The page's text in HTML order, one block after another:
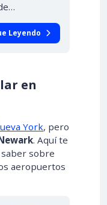
Leyendo
en
York, pero
. Aquí te
sobre
aeropuertos